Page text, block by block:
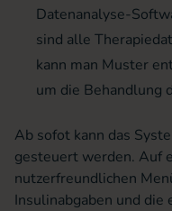
Datenanalyse-
sind alle
kann man Muster
um die Behandlung
Ab sofot kann das
gesteuert werden. Auf
nutzerfreundlichen
Insulinabgaben und die